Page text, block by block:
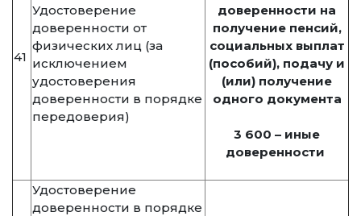
41
Удостоверение
доверенности от
физических лиц (за
исключением
удостоверения
доверенности в порядке
передоверия)
доверенности на
получение пенсий,
социальных выплат
(пособий), подачу и
(или) получение
одного документа
3 600 – иные
доверенности
Удостоверение
доверенности в порядке